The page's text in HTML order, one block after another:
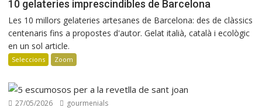
10 gelateries imprescindibles de Barcelona
Les 10 millors gelateries artesanes de Barcelona: des de clàssics
centenaris fins a propostes d'autor. Gelat italià, català i ecològic
en un sol article.
Seleccions Zoom
27/05/2026 gourmenials